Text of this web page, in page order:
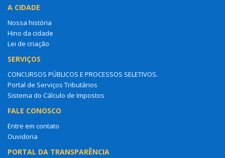
A CIDADE
Nossa história
Hino da cidade
Lei de criação
SERVIÇOS
CONCURSOS PÚBLICOS E PROCESSOS SELETIVOS.
Portal de Serviços Tributários
Sistema do Cálculo de Impostos
FALE CONOSCO
Entre em contato
Ouvidoria
PORTAL DA TRANSPARÊNCIA